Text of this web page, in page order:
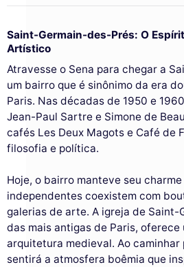
Saint-Germain-des-Prés: O
Artístico
Atravesse o Sena para chegar a
um bairro que é sinônimo da era
Paris. Nas décadas de 1950 e
Jean-Paul Sartre e Simone de
cafés Les Deux Magots e Café de
filosofia e política.
Hoje, o bairro manteve seu
independentes coexistem com
galerias de arte. A igreja de Saint-
das mais antigas de Paris, oferece
arquitetura medieval. Ao caminhar
sentirá a atmosfera boêmia que